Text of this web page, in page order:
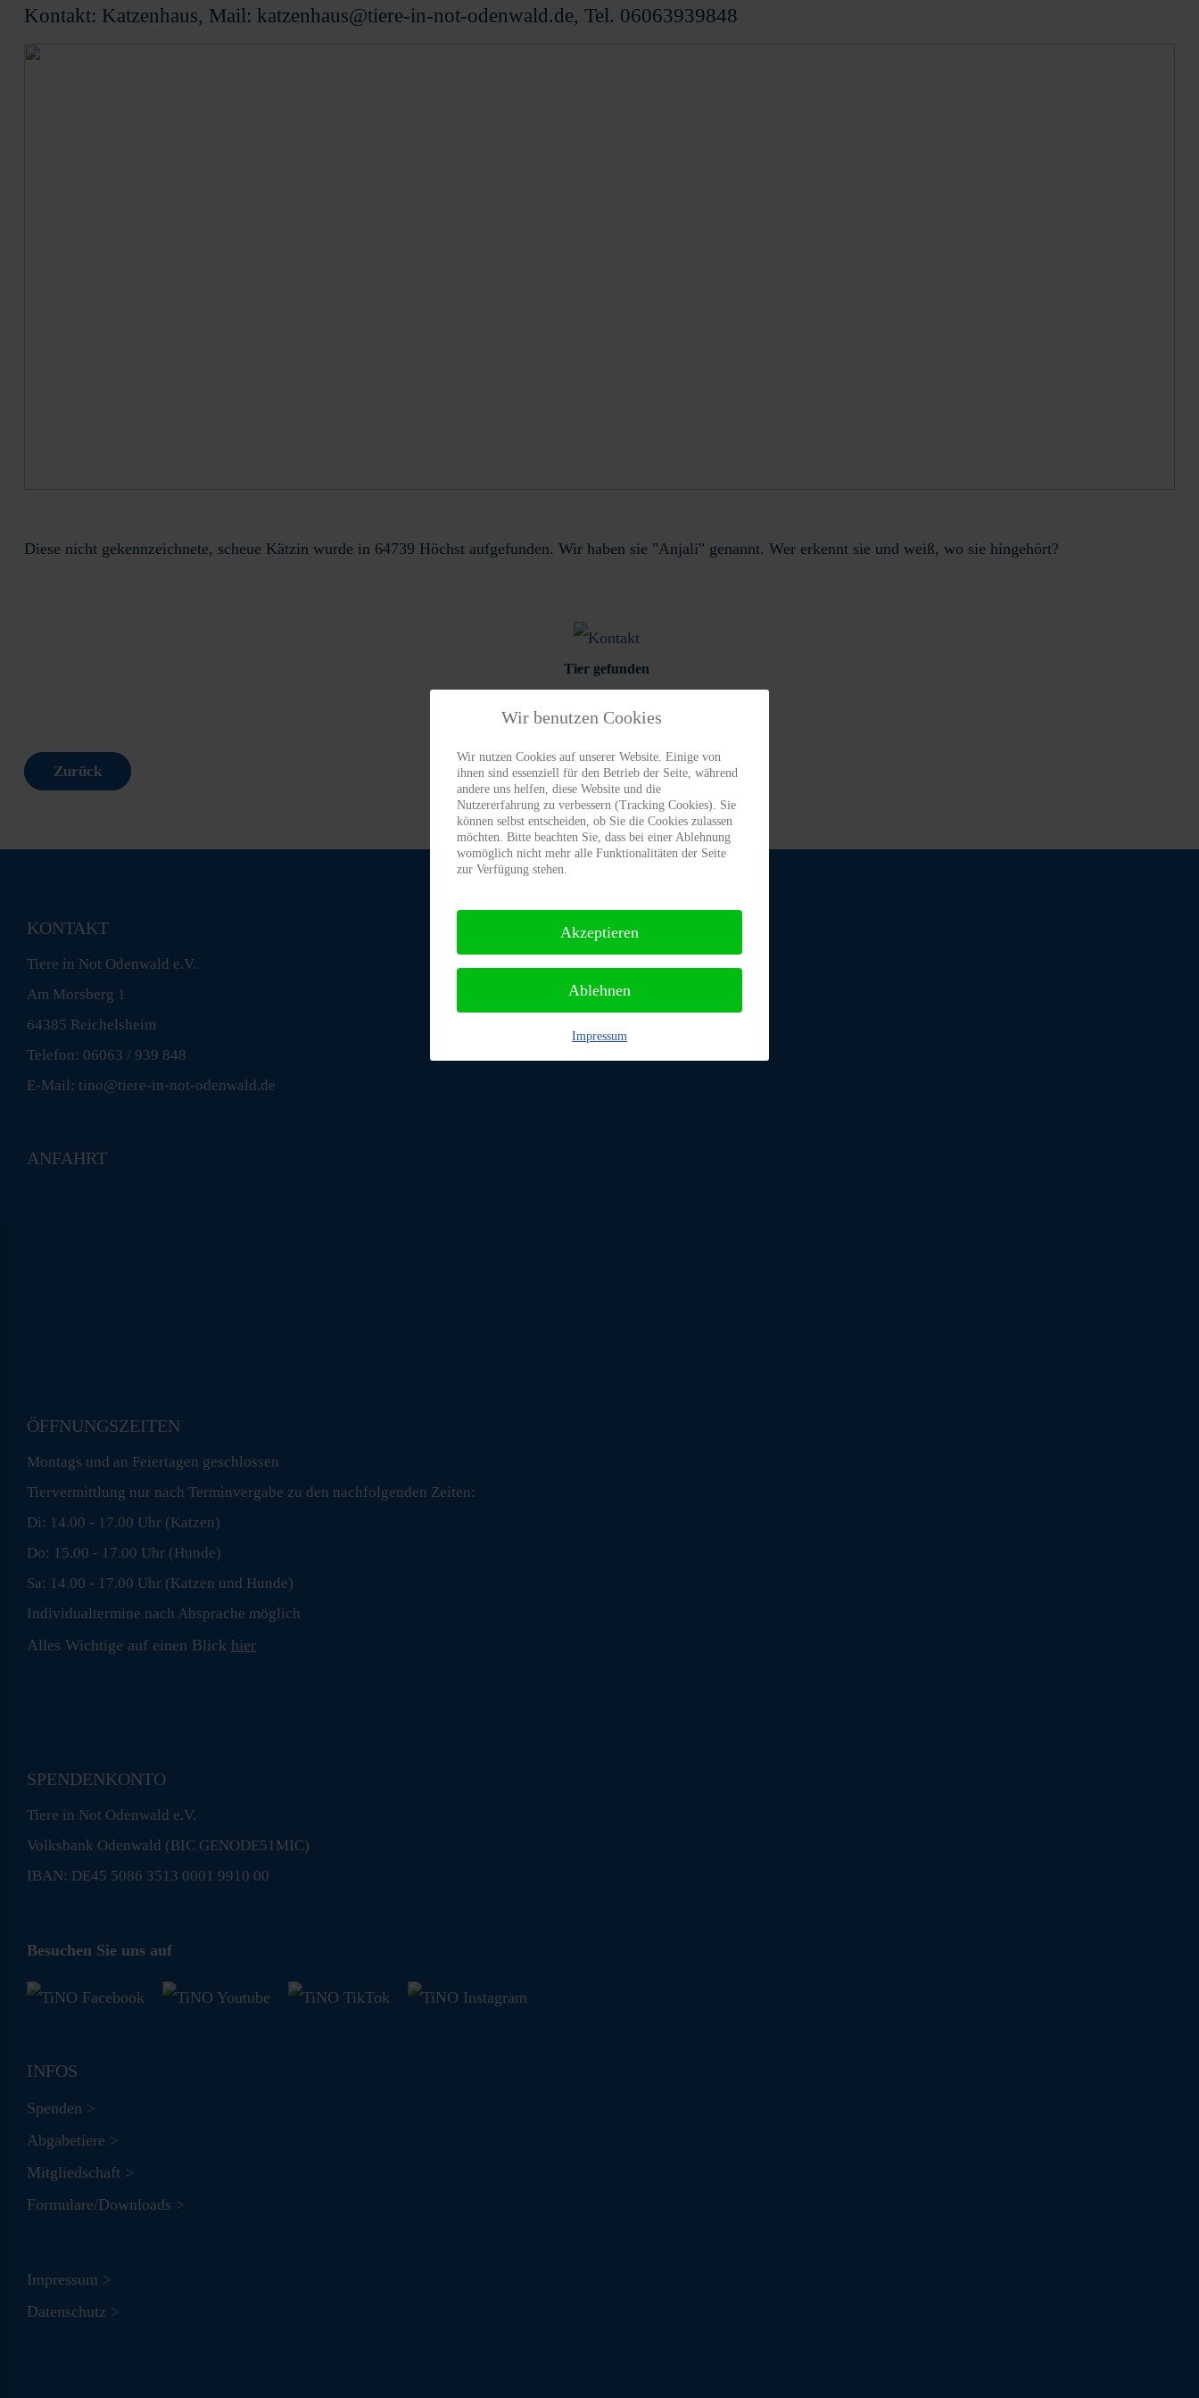
Kontakt: Katzenhaus, Mail: katzenhaus@tiere-in-not-odenwald.de, Tel. 06063939848
Diese nicht gekennzeichnete, scheue Kätzin wurde in 64739 Höchst aufgefunden. Wir haben sie "Anjali" genannt. Wer erkennt sie und weiß, wo sie hingehört?
Tier gefunden
Zurück
KONTAKT
Tiere in Not Odenwald e.V.
Am Morsberg 1
64385 Reichelsheim
Telefon: 06063 / 939 848
E-Mail: tino@tiere-in-not-odenwald.de
ANFAHRT
ÖFFNUNGSZEITEN
Montags und an Feiertagen geschlossen
Tiervermittlung nur nach Terminvergabe zu den nachfolgenden Zeiten:
Di: 14.00 - 17.00 Uhr (Katzen)
Do: 15.00 - 17.00 Uhr (Hunde)
Sa: 14.00 - 17.00 Uhr (Katzen und Hunde)
Individualtermine nach Absprache möglich
Alles Wichtige auf einen Blick hier
SPENDENKONTO
Tiere in Not Odenwald e.V.
Volksbank Odenwald (BIC GENODE51MIC)
IBAN: DE45 5086 3513 0001 9910 00
Besuchen Sie uns auf
INFOS
Spenden >
Abgabetiere >
Mitgliedschaft >
Formulare/Downloads >
Impressum >
Datenschutz >
Wir benutzen Cookies
Wir nutzen Cookies auf unserer Website. Einige von
ihnen sind essenziell für den Betrieb der Seite, während
andere uns helfen, diese Website und die
Nutzererfahrung zu verbessern (Tracking Cookies). Sie
können selbst entscheiden, ob Sie die Cookies zulassen
möchten. Bitte beachten Sie, dass bei einer Ablehnung
womöglich nicht mehr alle Funktionalitäten der Seite
zur Verfügung stehen.
Akzeptieren
Ablehnen
Impressum